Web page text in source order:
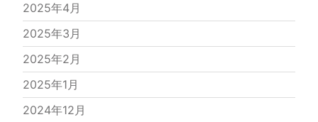
2025年4月
2025年3月
2025年2月
2025年1月
2024年12月